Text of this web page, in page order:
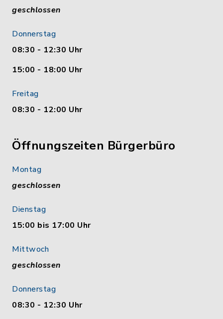
geschlossen
Donnerstag
08:30 - 12:30 Uhr
15:00 - 18:00 Uhr
Freitag
08:30 - 12:00 Uhr
Öffnungszeiten Bürgerbüro
Montag
geschlossen
Dienstag
15:00 bis 17:00 Uhr
Mittwoch
geschlossen
Donnerstag
08:30 - 12:30 Uhr